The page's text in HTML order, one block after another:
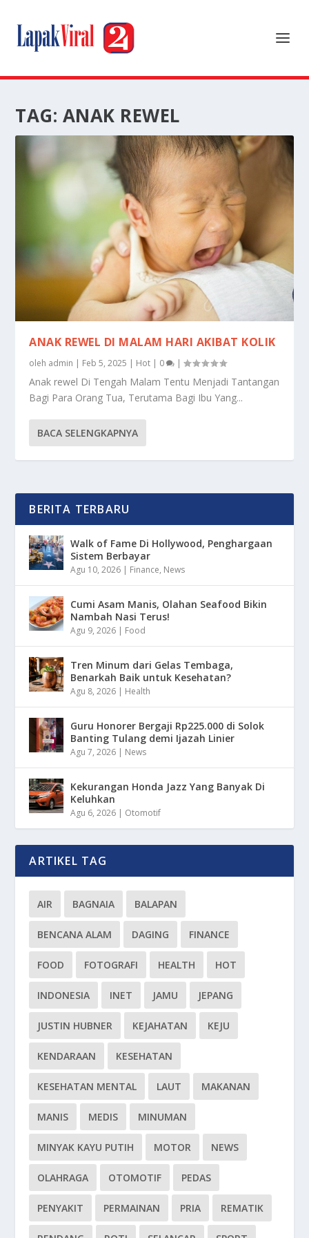
TAG: ANAK REWEL
ANAK REWEL DI MALAM HARI AKIBAT KOLIK
oleh admin | Feb 5, 2025 | Hot | 0 |
Anak rewel Di Tengah Malam Tentu Menjadi Tantangan
Bagi Para Orang Tua, Terutama Bagi Ibu Yang...
BACA SELENGKAPNYA
BERITA TERBARU
Walk of Fame Di Hollywood, Penghargaan
Sistem Berbayar
Agu 10, 2026 | Finance, News
Cumi Asam Manis, Olahan Seafood Bikin
Nambah Nasi Terus!
Agu 9, 2026 | Food
Tren Minum dari Gelas Tembaga,
Benarkah Baik untuk Kesehatan?
Agu 8, 2026 | Health
Guru Honorer Bergaji Rp225.000 di Solok
Banting Tulang demi Ijazah Linier
Agu 7, 2026 | News
Kekurangan Honda Jazz Yang Banyak Di
Keluhkan
Agu 6, 2026 | Otomotif
ARTIKEL TAG
AIR BAGNAIA BALAPAN
BENCANA ALAM DAGING FINANCE
FOOD FOTOGRAFI HEALTH HOT
INDONESIA INET JAMU JEPANG
JUSTIN HUBNER KEJAHATAN KEJU
KENDARAAN KESEHATAN
KESEHATAN MENTAL LAUT MAKANAN
MANIS MEDIS MINUMAN
MINYAK KAYU PUTIH MOTOR NEWS
OLAHRAGA OTOMOTIF PEDAS
PENYAKIT PERMAINAN PRIA REMATIK